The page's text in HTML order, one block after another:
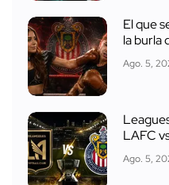
El que
la burla
Ago. 5,
LAFC
Ago. 5,